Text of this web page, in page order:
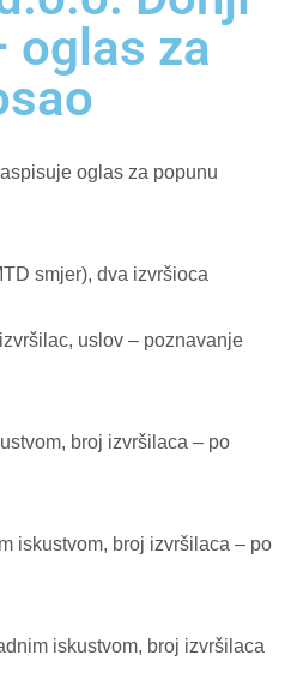
oglas za
oglas za popunu
smjer), dva izvršioca
uslov – poznavanje
broj izvršilaca – po
iskustvom, broj izvršilaca – po
iskustvom, broj izvršilaca